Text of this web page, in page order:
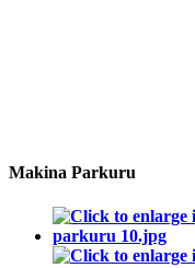
Makina Parkuru